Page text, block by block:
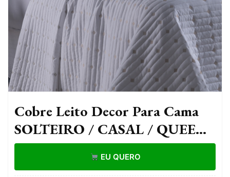
Cobre Leito Decor Para Cama
SOLTEIRO / CASAL / QUEEN
/ SUPER KING Percal 200 Fios
Bordado
EU QUERO